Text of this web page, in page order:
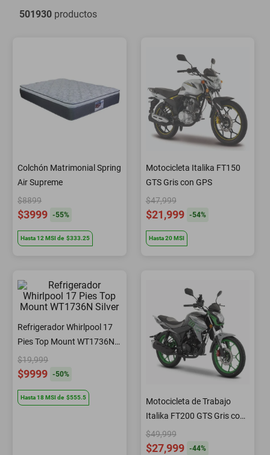
501930 productos
Colchón Matrimonial Spring
Air Supreme
$8899
$3999 -55%
Hasta12 MSIde $333.25
Motocicleta Italika FT150
GTS Gris con GPS
$47,999
$21,999 -54%
Hasta20MSI
Refrigerador Whirlpool 17
Pies Top Mount WT1736N
Silver
$19,999
$9999 -50%
Hasta18 MSIde $555.5
Motocicleta de Trabajo
Italika FT200 GTS Gris con
GPS
$49,999
$27,999 -44%
motoneta